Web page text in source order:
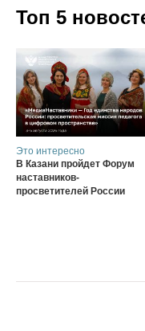
Топ 5
Это интересно
В Казани пройдет Форум
наставников-
просветителей России